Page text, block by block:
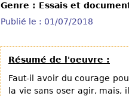
Genre : Essais et
Publié le : 01/07/2018
Résumé de l'oeuvre :
Faut-il avoir du courage
la vie sans oser agir,